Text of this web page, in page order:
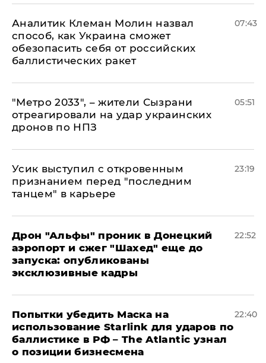
Аналитик Клеман Молин назвал
способ, как Украина сможет
обезопасить себя от российских
баллистических ракет
07:43
"Метро 2033", – жители Сызрани
отреагировали на удар украинских
дронов по НПЗ
05:51
Усик выступил с откровенным
признанием перед "последним
танцем" в карьере
23:19
Дрон "Альфы" проник в Донецкий
аэропорт и сжег "Шахед" еще до
запуска: опубликованы
эксклюзивные кадры
22:52
Попытки убедить Маска на
использование Starlink для ударов по
баллистике в РФ – The Atlantic узнал
о позиции бизнесмена
22:40